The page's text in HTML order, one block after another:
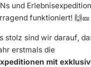
und
funktioniert! 🙌🎫
stolz sind wir darauf,
erstmals die
mit